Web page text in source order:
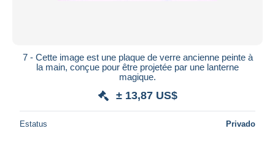
7 - Cette image est une plaque de verre ancienne peinte à
la main, conçue pour être projetée par une lanterne
magique.
± 13,87 US$
Estatus Privado